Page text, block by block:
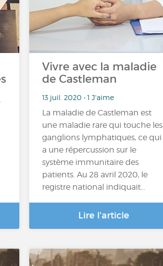
Vivre avec la maladie
de Castleman
13 juil. 2020 • 1 J'aime
La maladie de Castleman est
une maladie rare qui touche les
ganglions lymphatiques, ce qui
a une répercussion sur le
système immunitaire des
patients. Au 28 avril 2020, le
registre national indiquait...
Lire l'article